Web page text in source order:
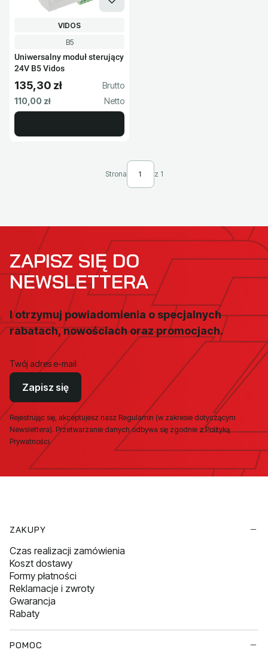
Kod produktu
B5
Uniwersalny moduł sterujący
24V B5 Vidos
PRODUCENT
VIDOS
Cena brutto
135,30 zł
Cena netto
110,00 zł
Strona z 1
ZAPISZ SIĘ DO
NEWSLETTERA
I otrzymuj powiadomienia o specjalnych
rabatach, nowościach oraz promocjach.
Twój adres e-mail
Zapisz się
Rejestrując się, akceptujesz nasz Regulamin (w zakresie dotyczącym
Newslettera). Przetwarzanie danych odbywa się zgodnie z Polityką
Prywatności.
ZAKUPY
Czas realizacji zamówienia
Koszt dostawy
Formy płatności
Reklamacje i zwroty
Gwarancja
Rabaty
POMOC